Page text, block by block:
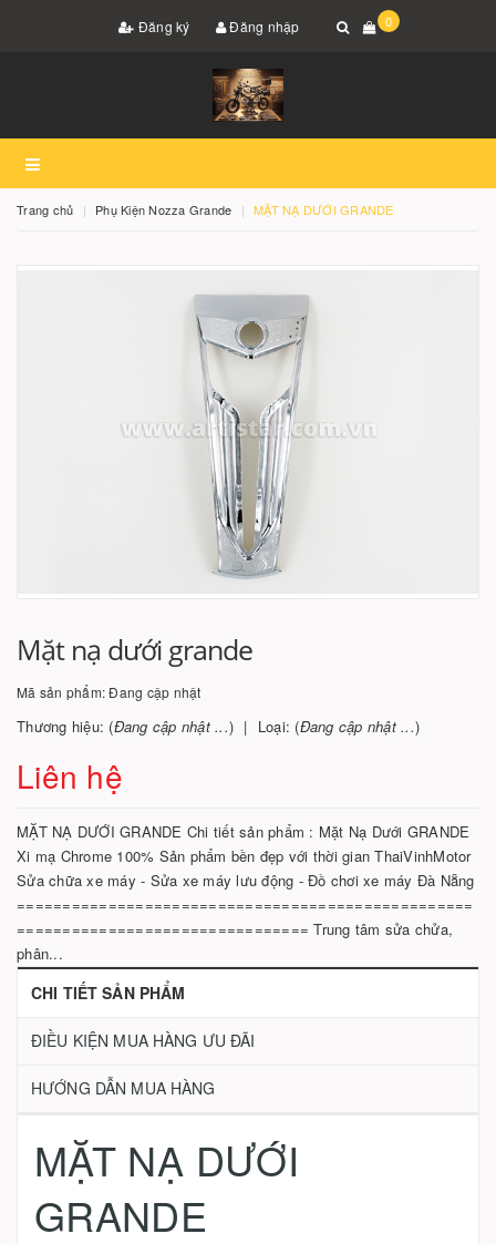
Đăng ký Đăng nhập 0
Trang chủ Phụ Kiện Nozza Grande MẶT NẠ DƯỚI GRANDE
Mặt nạ dưới grande
Mã sản phẩm:Đang cập nhật
Thương hiệu: (Đang cập nhật ...) Loại: (Đang cập nhật ...)
Liên hệ
MẶT NẠ DƯỚI GRANDE Chi tiết sản phẩm : Mặt Nạ Dưới GRANDE
Xi mạ Chrome 100% Sản phẩm bền đẹp với thời gian ThaiVinhMotor
Sửa chữa xe máy - Sửa xe máy lưu động - Đồ chơi xe máy Đà Nẵng
==================================================
================================ Trung tâm sửa chửa,
phân...
CHI TIẾT SẢN PHẨM
ĐIỀU KIỆN MUA HÀNG ƯU ĐÃI
HƯỚNG DẪN MUA HÀNG
MẶT NẠ DƯỚI
GRANDE